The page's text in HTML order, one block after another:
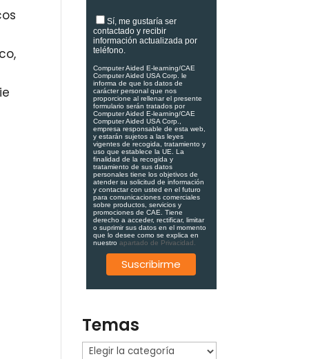
Sí, me gustaría ser
contactado y recibir
información actualizada por
teléfono.
Computer Aided E-learning/CAE
Computer Aided USA Corp. le
informa de que los datos de
carácter personal que nos
proporcione al rellenar el presente
formulario serán tratados por
Computer Aided E-learning/CAE
Computer Aided USA Corp.,
empresa responsable de esta web,
y estarán sujetos a las leyes
vigentes de recogida, tratamiento y
uso que establece la UE. La
finalidad de la recogida y
tratamiento de sus datos
personales tiene los objetivos de
atender su solicitud de información
y contactar con usted en el futuro
para comunicaciones comerciales
sobre productos, servicios y
promociones de CAE. Tiene
derecho a acceder, rectificar, limitar
o suprimir sus datos en el momento
que lo desee como se explica en
nuestro apartado de Privacidad.
Temas
Temas